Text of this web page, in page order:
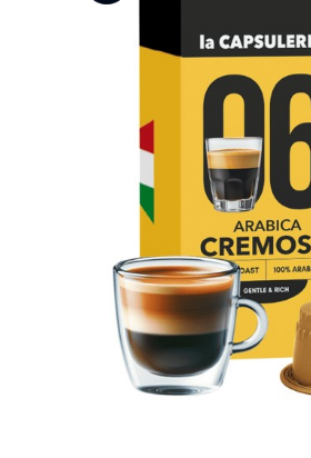
Capsule compatibile Bialetti
Capsule compatibile Beanz
Capsule compatibile Uno System
Capsule compatibile Caffitaly
PADURI CAFEA & MONODOZE
Paduri cafea ESE44
CAFEA MACINATA